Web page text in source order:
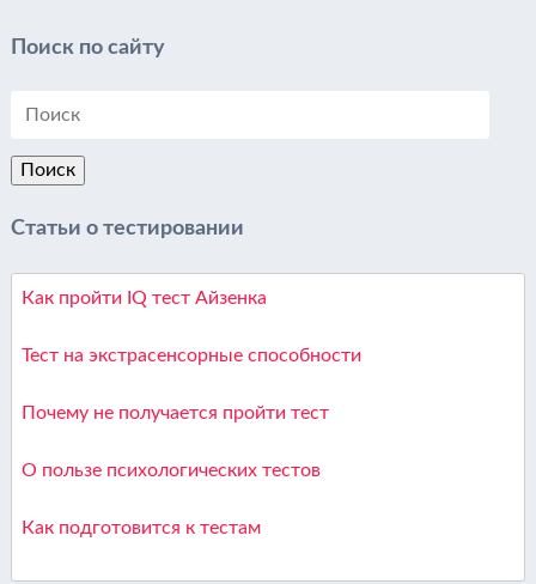
Поиск по сайту
Статьи о тестировании
Как пройти IQ тест Айзенка
Тест на экстрасенсорные способности
Почему не получается пройти тест
О пользе психологических тестов
Как подготовится к тестам